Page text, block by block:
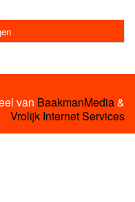
van BaakmanMedia&
Vrolijk Internet Services